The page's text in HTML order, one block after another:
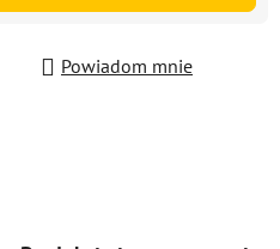
Powiadom mnie